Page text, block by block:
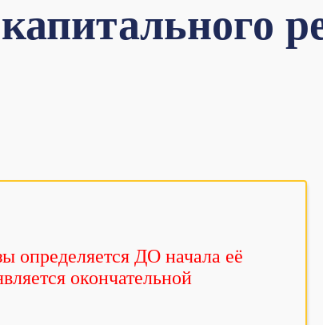
определяется ДО начала её
окончательной